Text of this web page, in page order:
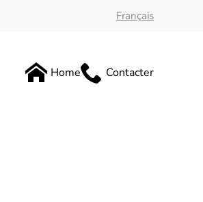
Français
Home Contacter